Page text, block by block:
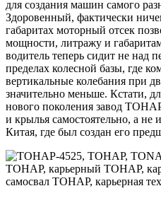
для создания машин самого
Здоровенный, фактически
габаритах моторный отсек
мощности, литражу и
водитель теперь сидит не над
пределах колесной базы, где
вертикальные колебания при
значительно меньше. Кстати,
нового поколения завод
и крылья самостоятельно, а не
Китая, где был создан его